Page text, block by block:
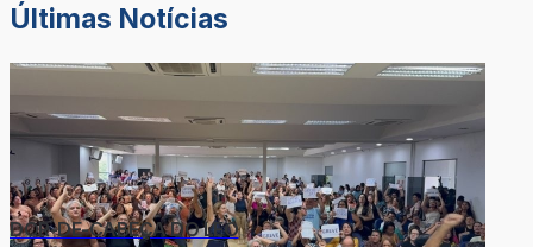
Últimas Notícias
DOR-DE-CABEÇA DO LÉO